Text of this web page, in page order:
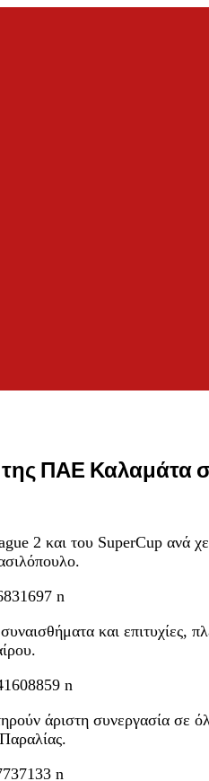
της ΠΑΕ
2 και του SuperCup ανά
και επιτυχίες,
άριστη συνεργασία σε